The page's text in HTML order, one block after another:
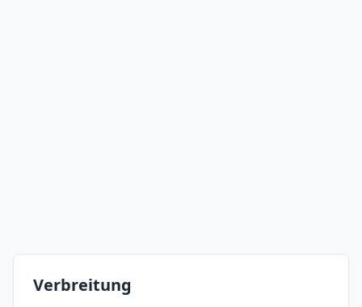
Verbreitung